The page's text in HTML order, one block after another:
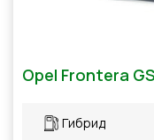
Opel Frontera GS
Гибрид